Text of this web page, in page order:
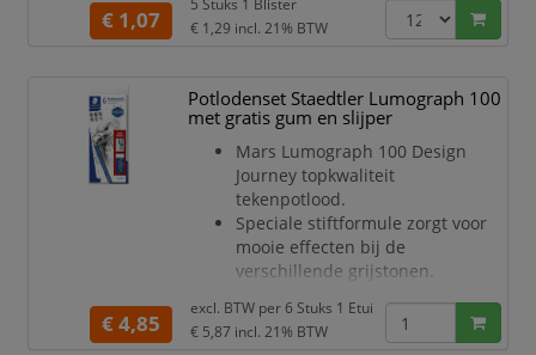
en geschikt voor zowel schrijven als
schetsen.
handige gumtip, waardoor je
eenvoudig kunt corrigeren zonder dat
je extra hulpmiddelen nodig hebt. Of je
nu een foutje ma
€ 1,07
€ 1,29 incl. 21% BTW
Potlodenset Staedtler Lumograph 100
met gratis gum en slijper
Mars Lumograph 100 Design
Journey topkwaliteit
tekenpotlood.
Speciale stiftformule zorgt voor
mooie effecten bij de
verschillende grijstonen.
tekenen, schetsen en schaduwen,
alsook voor professioneel
€ 4,85
excl. BTW per6 Stuks 1 Etui
€ 5,87 incl. 21% BTW